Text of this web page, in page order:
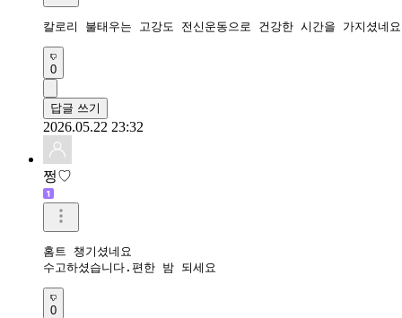
칼로리 불태우는 고강도 전신운동으로 건강한 시간을 가지셨네
0
답글 쓰기
2026.05.22 23:32
쩡♡
홈트 챙기셨네요
수고하셨습니다.편한 밤 되세요
0